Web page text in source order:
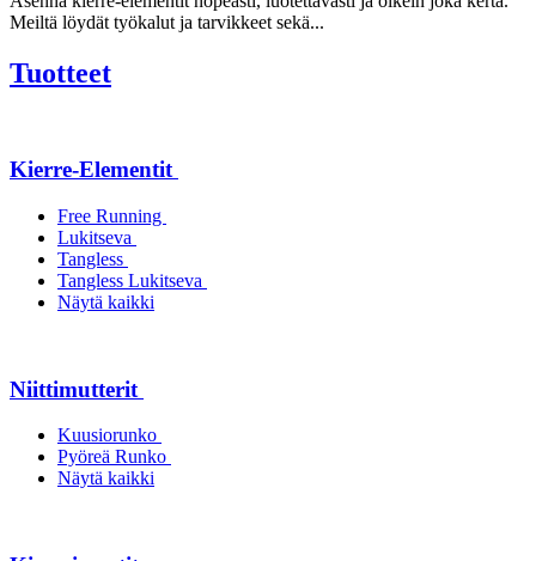
Meiltä löydät työkalut ja tarvikkeet sekä...
Tuotteet
Kierre-Elementit
Free Running
Lukitseva
Tangless
Tangless Lukitseva
Näytä kaikki
Niittimutterit
Kuusiorunko
Pyöreä Runko
Näytä kaikki